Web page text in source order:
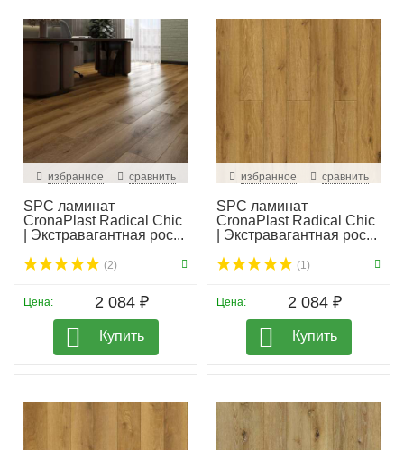
избранное сравнить
SPC ламинат
CronaPlast Radical Chic
| Экстравагантная рос...
(2)
Цена: 2 084 ₽
Купить
избранное сравнить
SPC ламинат
CronaPlast Radical Chic
| Экстравагантная рос...
(1)
Цена: 2 084 ₽
Купить